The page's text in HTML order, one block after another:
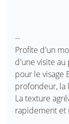
--
Profite d'un
d'une visite au
pour le visage
profondeur, la
La texture
rapidement et